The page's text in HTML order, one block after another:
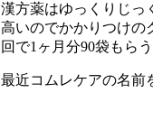
漢方薬はゆっくりじっ
高いのでかかりつけの
回で1ヶ月分90袋もら
最近コムレケアの名前